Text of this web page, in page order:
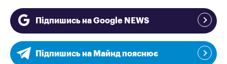
Підпишись на Google NEWS
Підпишись на Майнд пояснює